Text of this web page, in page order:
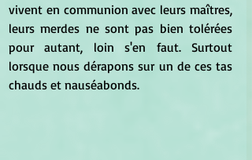
vivent en communion avec leurs maîtres,
leurs merdes ne sont pas bien tolérées
pour autant, loin s'en faut. Surtout
lorsque nous dérapons sur un de ces tas
chauds et nauséabonds.